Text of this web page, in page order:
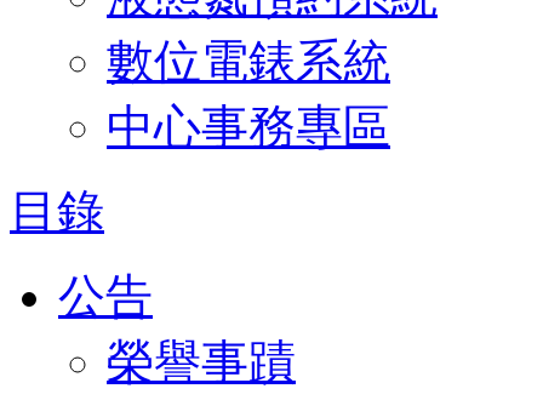
數位電錶系統
中心事務專區
目錄
公告
榮譽事蹟